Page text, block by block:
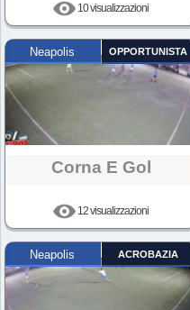
10 visualizzazioni
Neapolis OPPORTUNISTA
Corna E Gol
12 visualizzazioni
Neapolis ACROBAZIA